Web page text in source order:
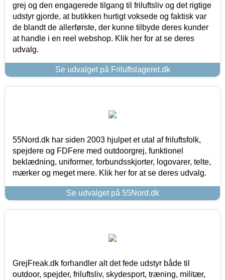
grej og den engagerede tilgang til friluftsliv og det rigtige
udstyr gjorde, at butikken hurtigt voksede og faktisk var
de blandt de allerførste, der kunne tilbyde deres kunder
at handle i en reel webshop. Klik her for at se deres
udvalg.
Se udvalget på Friluftslageret.dk
55Nord.dk har siden 2003 hjulpet et utal af friluftsfolk,
spejdere og FDFere med outdoorgrej, funktionel
beklædning, uniformer, forbundsskjorter, logovarer, telte,
mærker og meget mere. Klik her for at se deres udvalg.
Se udvalget på 55Nord.dk
GrejFreak.dk forhandler alt det fede udstyr både til
outdoor, spejder, friluftsliv, skydesport, træning, militær,